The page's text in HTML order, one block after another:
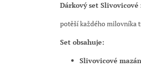
Dárkový set
potěší každého milovníka
Set obsahuje:
Slivovicové